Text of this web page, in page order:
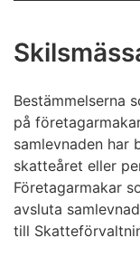
Bestämmelserna
på
samlevnaden har
skatteåret eller
Företagarmakar
avsluta
till